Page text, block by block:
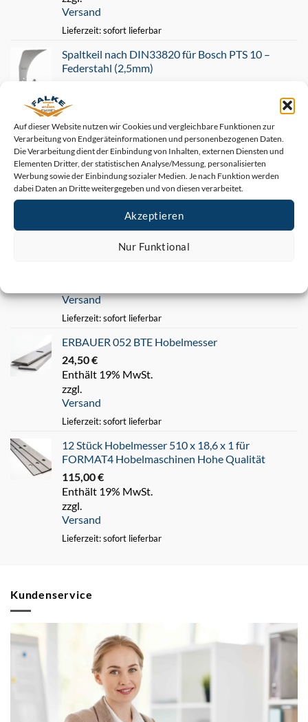
Auf dieser Website nutzen wir Cookies und vergleichbare Funktionen zur
Verarbeitung von Endgeräteinformationen und personenbezogenen Daten.
Die Verarbeitung dient der Einbindung von Inhalten, externen Diensten und
Elementen Dritter, der statistischen Analyse/Messung, personalisierten
Werbung sowie der Einbindung sozialer Medien. Je nach Funktion werden
dabei Daten an Dritte weitergegeben und von diesen verarbeitet.
Akzeptieren
Nur Funktional
Versand
Lieferzeit: sofort lieferbar
Spaltkeil nach DIN33820 für Bosch PTS 10 –
Federstahl (2,5mm)
Enthält 19% MwSt.
zzgl.
Versand
Lieferzeit: sofort lieferbar
Neu
METABO ADH 260 HSS Hobelmesser (
Versand
Lieferzeit: sofort lieferbar
ERBAUER 052 BTE Hobelmesser
24,50€
Enthält 19% MwSt.
zzgl.
Versand
Lieferzeit: sofort lieferbar
12 Stück Hobelmesser 510 x 18,6 x 1 für
FORMAT4 Hobelmaschinen Hohe Qualität
115,00€
Enthält 19% MwSt.
zzgl.
Versand
Lieferzeit: sofort lieferbar
Kundenservice